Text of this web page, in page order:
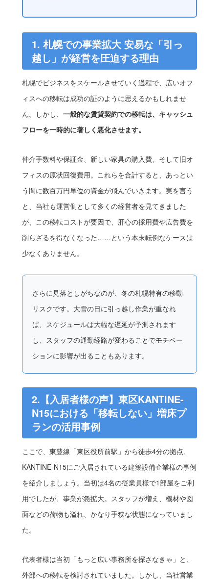
1. 札幌での事業拡大 安易な「引っ
越し」が経営を圧迫する理由
札幌でビジネスをスケールさせていく過程で、広いオフ
ィスへの移転は成功の証のように思えるかもしれませ
ん。しかし、 一般的な賃貸契約での移転は、キャッシュ
フローを一時的に著しく悪化させます。
仲介手数料や保証金、新しい家具の購入費、そして旧オ
フィスの原状回復費用。これらを合計すると、あっとい
う間に数百万円単位の資金が飛んでいきます。実を言う
と、当社も運営側として多くの経営者を見てきました
が、この移転コストが要因で、肝心の採用費や広告費を
削らざるを得なくなった……という本末転倒なケースは
少なくありません。
さらに見落としがちなのが、冬の札幌特有の移動
リスクです。大雪の日に引っ越し作業が重なれ
ば、スケジュールは大幅な遅延が予測されます
し、スタッフの通勤経路が変わることでモチベー
ションに影響が出ることもあります。
2.【入居者様の声】東区KANTINE-
N15における「移転しない」増床プ
ランの活用事例
ここで、東豊線「東区役所前駅」から徒歩4分の拠点、
KANTINE-N15にご入居されている建築設備企業様の事例
を紹介しましょう。当初は4名の従業員様で1部屋をご利
用でしたが、事業が急拡大。スタッフが増え、機材や図
面などの荷物も溢れ、かなり手狭な状態になっていまし
た。
代表者様は当初「もっと広い事務所を探さなきゃ」と、
外部への移転を検討されていました。しかし、当社営業